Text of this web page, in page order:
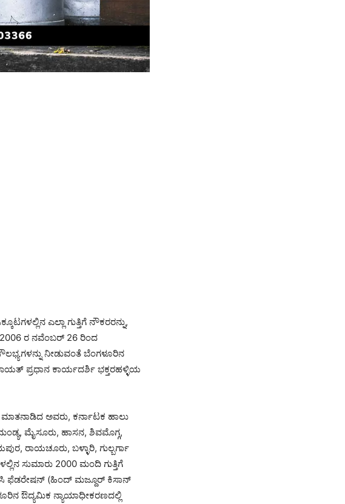
ಎಲ್ಲಾ ಗುತ್ತಿಗೆ ನೌಕರರನ್ನು,
ರ ನವೆಂಬರ್ 26 ರಿಂದ
ನೀಡುವಂತೆ ಬೆಂಗಳೂರಿನ
ಪ್ರಧಾನ ಕಾರ್ಯದರ್ಶಿ ಭಕ್ತರಹಳ್ಳಿಯ
ಅವರು, ಕರ್ನಾಟಕ ಹಾಲು
ಮೈಸೂರು, ಹಾಸನ, ಶಿವಮೊಗ್ಗ,
ರಾಯಚೂರು, ಬಳ್ಳಾರಿ, ಗುಲ್ಬರ್ಗಾ
ಸುಮಾರು 2000 ಮಂದಿ ಗುತ್ತಿಗೆ
ಫೆಡರೇಷನ್ (ಹಿಂದ್ ಮಜ್ದೂರ್ ಕಿಸಾನ್
ಔದ್ಯಮಿಕ ನ್ಯಾಯಾಧೀಕರಣದಲ್ಲಿ